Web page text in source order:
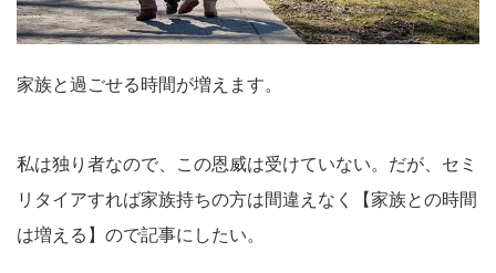
家族と過ごせる時間が増えます。
私は独り者なので、この恩威は受けていない。だが、セミ
リタイアすれば家族持ちの方は間違えなく【家族との時間
は増える】ので記事にしたい。